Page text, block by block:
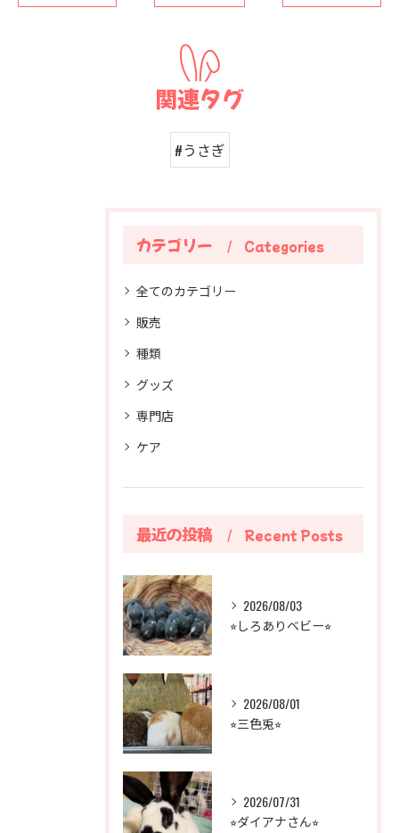
関連タグ
#うさぎ
カテゴリー Categories
全てのカテゴリー
販売
種類
グッズ
専門店
ケア
最近の投稿 Recent Posts
2026/08/03
⭐︎しろありベビー⭐︎
2026/08/01
⭐︎三色兎⭐︎
2026/07/31
⭐︎ダイアナさん⭐︎